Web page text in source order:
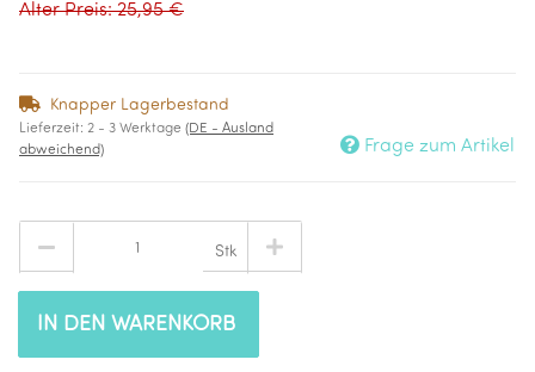
Alter Preis: 25,95 €
Knapper Lagerbestand
Lieferzeit: 2 - 3 Werktage (DE - Ausland
abweichend)
Frage zum Artikel
Stk
IN DEN WARENKORB